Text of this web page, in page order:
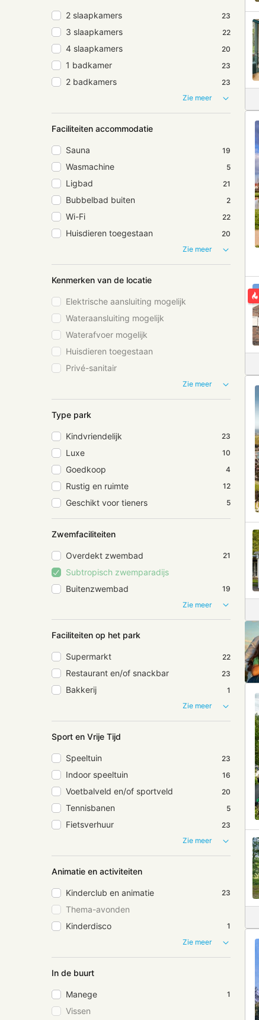
2 slaapkamers 23
3 slaapkamers 22
4 slaapkamers 20
1 badkamer 23
2 badkamers
23
Zie meer
Faciliteiten accommodatie
Sauna 19
Wasmachine 5
Ligbad 21
Bubbelbad buiten 2
Wi-Fi 22
Huisdieren toegestaan
20
Zie meer
Kenmerken van de locatie
Elektrische aansluiting mogelijk
Wateraansluiting mogelijk
Waterafvoer mogelijk
Huisdieren toegestaan
Privé-sanitair
Zie meer
Type park
Kindvriendelijk 23
Luxe 10
Goedkoop 4
Rustig en ruimte 12
Geschikt voor tieners 5
Zwemfaciliteiten
Overdekt zwembad 21
Subtropisch zwemparadijs
Buitenzwembad
19
Zie meer
Faciliteiten op het park
Supermarkt 22
Restaurant en/of snackbar 23
Bakkerij
1
Zie meer
Sport en Vrije Tijd
Speeltuin 23
Indoor speeltuin 16
Voetbalveld en/of sportveld 20
Tennisbanen 5
Fietsverhuur
23
Zie meer
Animatie en activiteiten
Kinderclub en animatie 23
Thema-avonden
Kinderdisco
1
Zie meer
In de buurt
Manege 1
Vissen